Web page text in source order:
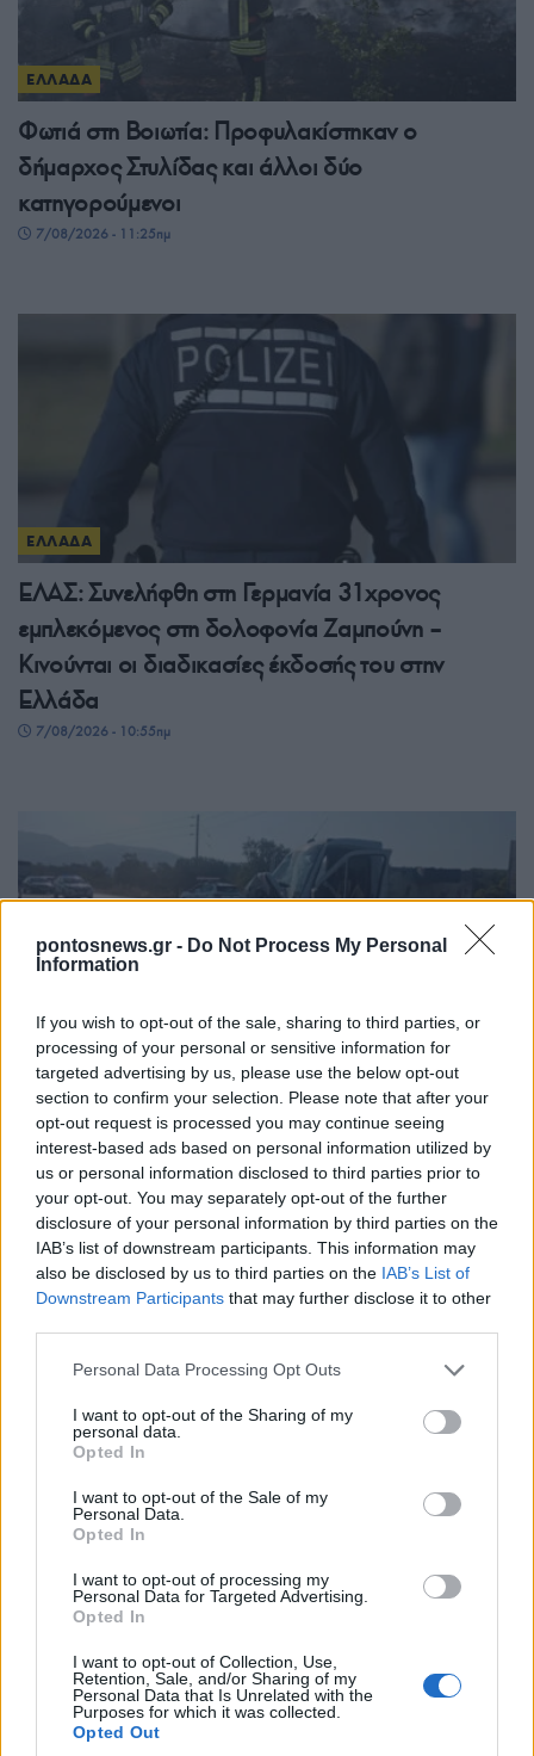
pontosnews.gr - Do Not Process My Personal
Information
If you wish to opt-out of the sale, sharing to third parties, or
processing of your personal or sensitive information for
targeted advertising by us, please use the below opt-out
section to confirm your selection. Please note that after your
opt-out request is processed you may continue seeing
interest-based ads based on personal information utilized by
us or personal information disclosed to third parties prior to
your opt-out. You may separately opt-out of the further
disclosure of your personal information by third parties on the
IAB’s list of downstream participants. This information may
also be disclosed by us to third parties on the IAB’s List of
Downstream Participants that may further disclose it to other
Please note that this website/app uses one or more Google
not limited to your visit or usage behaviour. You may click to
grant or deny consent to Google and its third-party tags to
use your data for below specified purposes in below Google
consent section.
Personal Data Processing Opt Outs
I want to opt-out of the Sharing of my
personal data.
Opted In
I want to opt-out of the Sale of my
Personal Data.
Opted In
I want to opt-out of processing my
Personal Data for Targeted Advertising.
Opted In
I want to opt-out of Collection, Use,
Retention, Sale, and/or Sharing of my
Personal Data that Is Unrelated with the
Purposes for which it was collected.
Opted Out
ΕΛΛΑΔΑ
Φωτιά στη Βοιωτία: Προφυλακίστηκαν ο
δήμαρχος Στυλίδας και άλλοι δύο
κατηγορούμενοι
7/08/2026 - 11:25πμ
ΕΛΛΑΔΑ
ΕΛΑΣ: Συνελήφθη στη Γερμανία 31χρονος
εμπλεκόμενος στη δολοφονία Ζαμπούνη –
Κινούνται οι διαδικασίες έκδοσής του στην
Ελλάδα
7/08/2026 - 10:55πμ
ΕΛΛΑΔΑ
Σέρρες: Δύο νεκροί μετά από μετωπική
σύγκρουση ΙΧ με φορτηγό στην Παλαιοκώμη
7/08/2026 - 10:28πμ
ΕΛΛΑΔΑ
Υπόθεση Marfin: Στον εισαγγελέα σήμερα η
46χρονη που εκδόθηκε από τη Βρετανία
7/08/2026 - 8:37πμ